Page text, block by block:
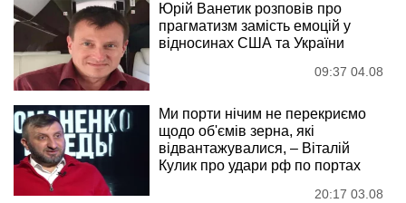
Юрій Ванетик розповів про
прагматизм замість емоцій у
відносинах США та України
09:37 04.08
Ми порти нічим не перекриємо
щодо об'ємів зерна, які
відвантажувалися, – Віталій
Кулик про удари рф по портах
20:17 03.08